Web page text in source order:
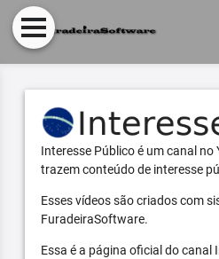
Interesse Público é um canal no
trazem conteúdo de interesse
Esses vídeos são criados com
FuradeiraSoftware.
Essa é a página oficial do canal